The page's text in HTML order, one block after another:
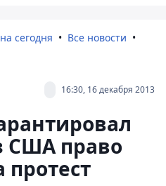
сегодня
Все новости
16:30, 16 декабря 2013
США право